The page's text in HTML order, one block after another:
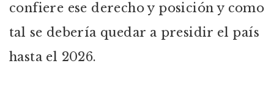
confiere ese derecho y posición y como
tal se debería quedar a presidir el país
hasta el 2026.